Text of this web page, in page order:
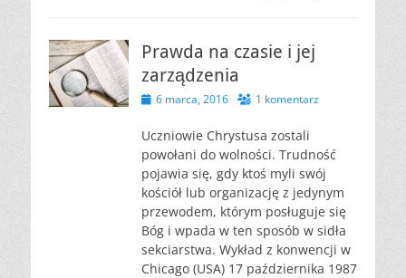
Prawda na czasie i jej
zarządzenia
Opublikowano
6 marca, 2016 1 komentarz
Uczniowie Chrystusa zostali
powołani do wolności. Trudność
pojawia się, gdy ktoś myli swój
kościół lub organizację z jedynym
przewodem, którym posługuje się
Bóg i wpada w ten sposób w sidła
sekciarstwa. Wykład z konwencji w
Chicago (USA) 17 października 1987